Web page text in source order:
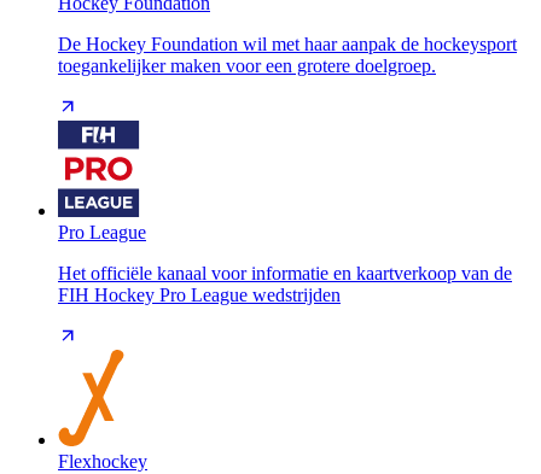
De Hockey Foundation wil met haar aanpak de hockeysport
toegankelijker maken voor een grotere doelgroep.
Pro League
Het officiële kanaal voor informatie en kaartverkoop van de
FIH Hockey Pro League wedstrijden
Flexhockey